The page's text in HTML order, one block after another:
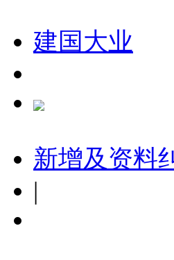
建国大业
新增及资料
|